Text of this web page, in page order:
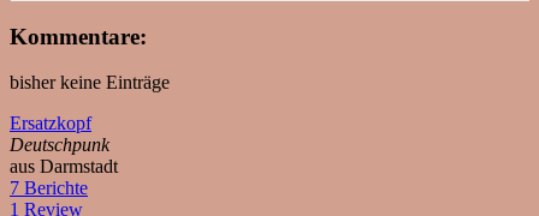
Kommentare:
bisher keine Einträge
Ersatzkopf
Deutschpunk
aus Darmstadt
7 Berichte
1 Review